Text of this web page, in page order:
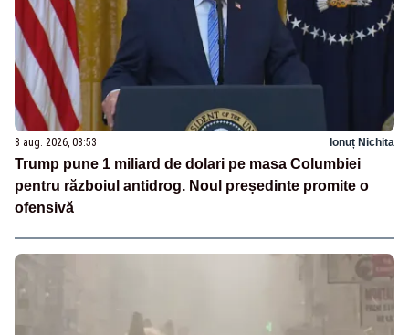
8 aug. 2026, 08:53 Ionuț Nichita
Trump pune 1 miliard de dolari pe masa Columbiei
pentru războiul antidrog. Noul președinte promite o
ofensivă